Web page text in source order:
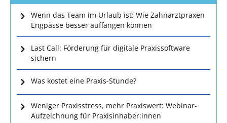
Wenn das Team im Urlaub ist: Wie Zahnarztpraxen
Engpässe besser auffangen können
Last Call: Förderung für digitale Praxissoftware
sichern
Was kostet eine Praxis-Stunde?
Weniger Praxisstress, mehr Praxiswert: Webinar-
Aufzeichnung für Praxisinhaber:innen